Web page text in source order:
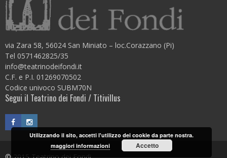
via Zara 58, 56024 San Miniato – loc.Corazzano (Pi)
Tel 0571462825/35
info@teatrinodeifondi.it
C.F. e P.I. 01269070502
Codice univoco SUBM70N
Segui il Teatrino dei Fondi / Titivillus
Utilizzando il sito, accetti l'utilizzo dei cookie da parte nostra.
maggiori informazioni
Accetto